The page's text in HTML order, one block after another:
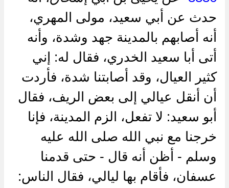
حدث عن أبي سعيد، مولى المهري،
أنه أصابهم بالمدينة جهد وشدة، وأنه
أتى أبا سعيد الخدري، فقال له: إني
كثير العيال، وقد أصابتنا شدة، فأردت
أن أنقل عيالي إلى بعض الريف، فقال
أبو سعيد: لا تفعل، الزم المدينة، فإنا
خرجنا مع نبي الله صلى الله عليه
وسلم - أظن أنه قال - حتى قدمنا
عسفان، فأقام بها ليالي، فقال الناس: